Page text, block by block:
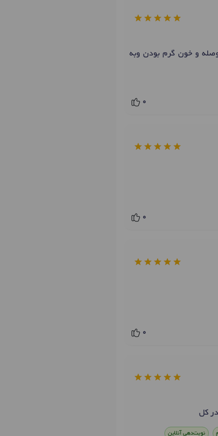
و خون گرم بودن وبه
0
0
0
نوبت‌دهی آنلاین